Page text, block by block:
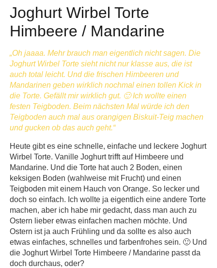
Joghurt Wirbel Torte
Himbeere / Mandarine
„Oh jaaaa. Mehr brauch man eigentlich nicht sagen. Die
Joghurt Wirbel Torte sieht nicht nur klasse aus, die ist
auch total leicht. Und die frischen Himbeeren und
Mandarinen geben wirklich nochmal einen tollen Kick in
die Torte. Gefällt mir wirklich gut. 🙂 Ich wollte einen
festen Teigboden. Beim nächsten Mal würde ich den
Teigboden auch mal aus orangigen Biskuit-Teig machen
und gucken ob das auch geht.“
Heute gibt es eine schnelle, einfache und leckere Joghurt
Wirbel Torte. Vanille Joghurt trifft auf Himbeere und
Mandarine. Und die Torte hat auch 2 Boden, einen
keksigen Boden (wahlweise mit Frucht) und einen
Teigboden mit einem Hauch von Orange. So lecker und
doch so einfach. Ich wollte ja eigentlich eine andere Torte
machen, aber ich habe mir gedacht, dass man auch zu
Ostern lieber etwas einfachen machen möchte. Und
Ostern ist ja auch Frühling und da sollte es also auch
etwas einfaches, schnelles und farbenfrohes sein. 🙂 Und
die Joghurt Wirbel Torte Himbeere / Mandarine passt da
doch durchaus, oder?